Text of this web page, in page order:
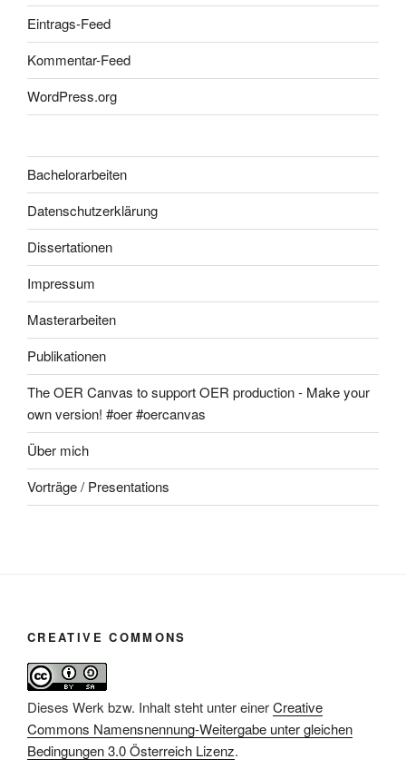
Eintrags-Feed
Kommentar-Feed
WordPress.org
Bachelorarbeiten
Datenschutzerklärung
Dissertationen
Impressum
Masterarbeiten
Publikationen
The OER Canvas to support OER production - Make your
own version! #oer #oercanvas
Über mich
Vorträge / Presentations
CREATIVE COMMONS
Dieses Werk bzw. Inhalt steht unter einerCreative
Commons Namensnennung-Weitergabe unter gleichen
Bedingungen 3.0 Österreich Lizenz.